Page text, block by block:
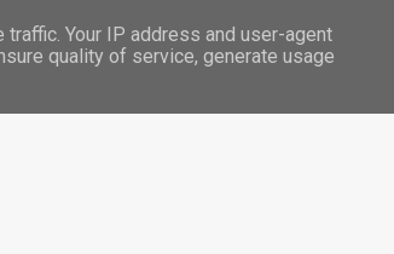
Your IP address and user-agent
quality of service, generate usage